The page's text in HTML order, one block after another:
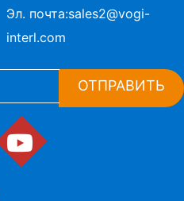
Эл. почта:sales2@vogi-
interl.com
ОТПРАВИТЬ